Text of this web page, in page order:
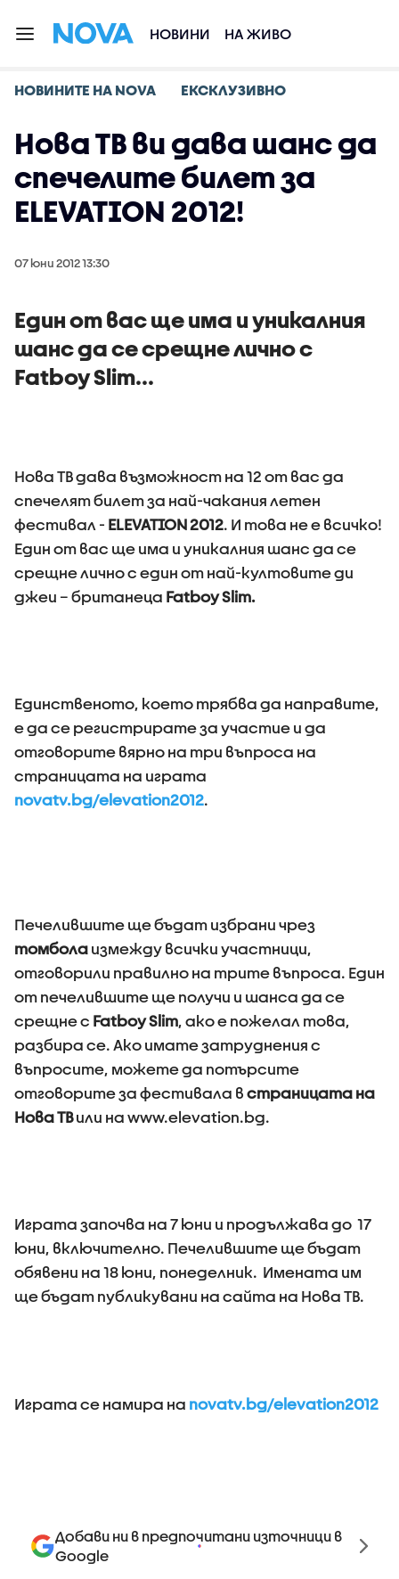
НОВИНИ НА ЖИВО
НОВИНИТЕ НА NOVA ЕКСКЛУЗИВНО
Нова ТВ ви дава шанс да
спечелите билет за
ELEVATION 2012!
07 юни 2012 13:30
Един от вас ще има и уникалния
шанс да се срещне лично с
Fatboy Slim...
Нова ТВ дава възможност на 12 от вас да
спечелят билет за най-чакания летен
фестивал - ELEVATION 2012. И това не е всичко!
Един от вас ще има и уникалния шанс да се
срещне лично с един от най-култовите ди
джеи – британецa Fatboy Slim.
Единственото, което трябва да направите,
е да се регистрирате за участие и да
отговорите вярно на три въпроса на
страницата на играта
novatv.bg/elevation2012.
Печелившите ще бъдат избрани чрез
томбола измежду всички участници,
отговорили правилно на трите въпроса. Един
от печелившите ще получи и шанса да се
срещне с Fatboy Slim, ако е пожелал това,
разбира се. Ако имате затруднения с
въпросите, можете да потърсите
отговорите за фестивала в страницата на
Нова ТВили на www.elevation.bg.
Играта започва на 7 юни и продължава до 17
юни, включително. Печелившите ще бъдат
обявени на 18 юни, понеделник. Имената им
ще бъдат публикувани на сайта на Нова ТВ.
Играта се намира на novatv.bg/elevation2012
Добави ни в предпочитани източници в
Google